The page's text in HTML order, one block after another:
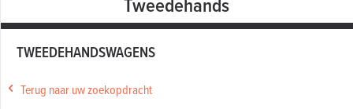
TWEEDEHANDSWAGENS
Terug naar uw zoekopdracht